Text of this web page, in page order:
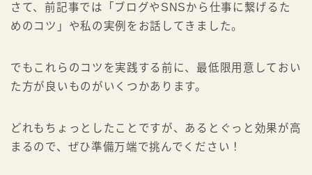
さて、前記事では「ブログやSNSから仕事に繋げるた
めのコツ」や私の実例をお話してきました。
でもこれらのコツを実践する前に、最低限用意しておい
た方が良いものがいくつかあります。
どれもちょっとしたことですが、あるとぐっと効果が高
まるので、ぜひ準備万端で挑んでください！